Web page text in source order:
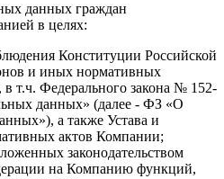
данных граждан
в целях:
Конституции Российской
и иных нормативных
в т.ч. Федерального закона № 152-
данных» (далее - ФЗ «О
а также Устава и
актов Компании;
законодательством
на Компанию функций,